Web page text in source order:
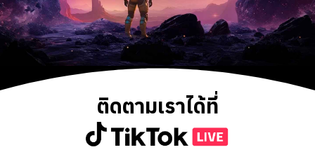
ติดตามเราได้ที่